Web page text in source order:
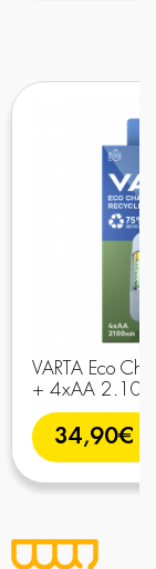
VARTA Eco
+ 4xAA
34,90€